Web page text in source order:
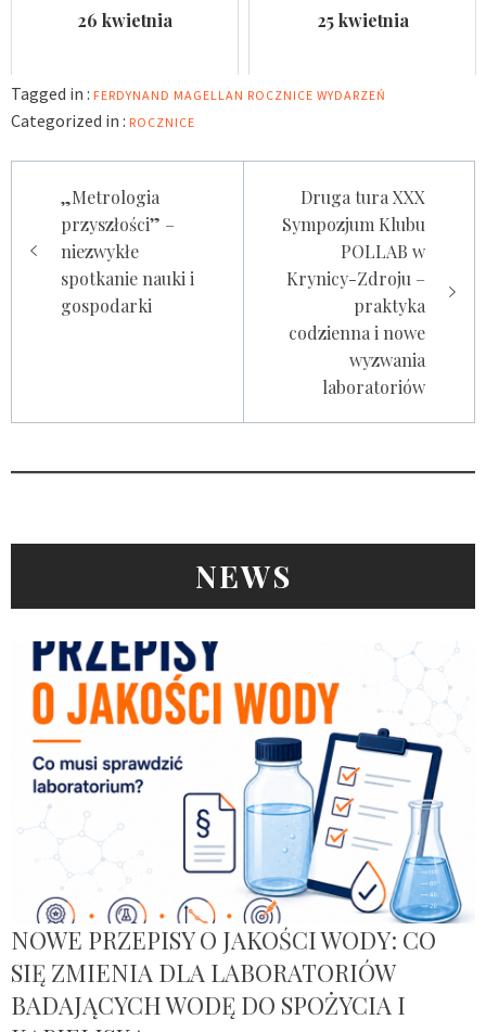
26 kwietnia 25 kwietnia
Tagged in : FERDYNAND MAGELLAN ROCZNICE WYDARZEŃ
Categorized in : ROCZNICE
wpisu
„Metrologia
przyszłości” –
niezwykłe
spotkanie nauki i
gospodarki
Druga tura XXX
Sympozjum Klubu
POLLAB w
Krynicy-Zdroju –
praktyka
codzienna i nowe
wyzwania
laboratoriów
NEWS
NOWE PRZEPISY O JAKOŚCI WODY: CO
SIĘ ZMIENIA DLA LABORATORIÓW
BADAJĄCYCH WODĘ DO SPOŻYCIA I